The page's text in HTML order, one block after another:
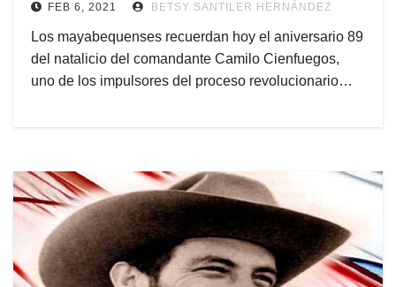
FEB 6, 2021 BETSY SANTILER HERNÁNDEZ
Los mayabequenses recuerdan hoy el aniversario 89
del natalicio del comandante Camilo Cienfuegos,
uno de los impulsores del proceso revolucionario…